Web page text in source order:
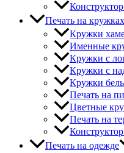
Печать на кружках
Кружки
Именные
Кружки с
Кружки с
Кружки
Печать на
Цветные
Печать на
Печать на одежде